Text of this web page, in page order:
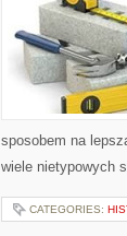
sposobem na
wiele nietypowych
CATEGORIES: